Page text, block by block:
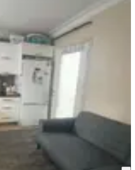
m²·Yüksek giriş ·06.08.2026
₺
GAYRİMENKUL SAN.VE
Bina Ltd.Şti.